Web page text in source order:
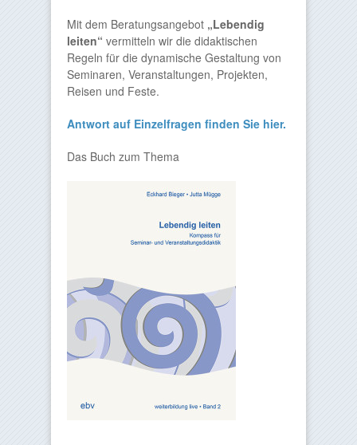
Mit dem Beratungsangebot „Lebendig
leiten“ vermitteln wir die didaktischen
Regeln für die dynamische Gestaltung von
Seminaren, Veranstaltungen, Projekten,
Reisen und Feste.
Antwort auf Einzelfragen finden Sie hier.
Das Buch zum Thema